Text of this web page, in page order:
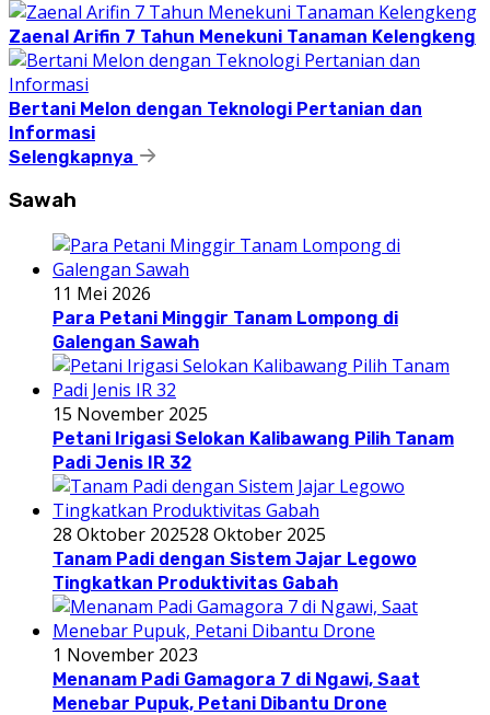
Zaenal Arifin 7 Tahun Menekuni Tanaman Kelengkeng
Bertani Melon dengan Teknologi Pertanian dan
Informasi
Selengkapnya
Sawah
11 Mei 2026
Para Petani Minggir Tanam Lompong di
Galengan Sawah
15 November 2025
Petani Irigasi Selokan Kalibawang Pilih Tanam
Padi Jenis IR 32
28 Oktober 202528 Oktober 2025
Tanam Padi dengan Sistem Jajar Legowo
Tingkatkan Produktivitas Gabah
1 November 2023
Menanam Padi Gamagora 7 di Ngawi, Saat
Menebar Pupuk, Petani Dibantu Drone